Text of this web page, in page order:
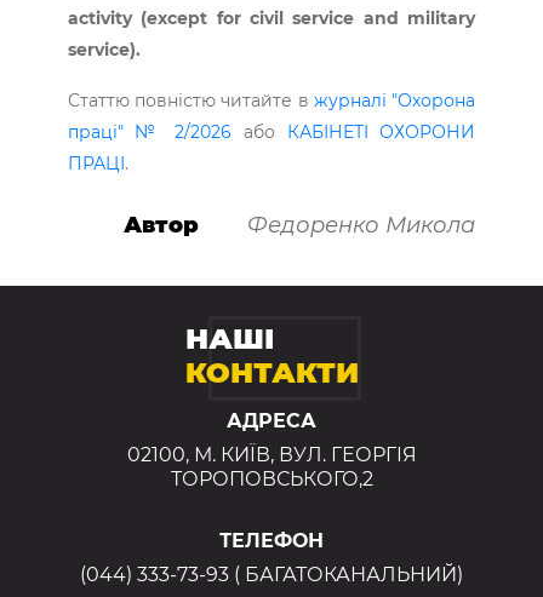
activity (except for civil service and military
service).
Статтю повністю читайте вжурналі "Охорона
праці" № 2/2026 або
КАБІНЕТІ ОХОРОНИ
ПРАЦІ .
Автор Федоренко Микола
НАШІ
КОНТАКТИ
АДРЕСА
02100, М. КИЇВ, ВУЛ. ГЕОРГІЯ
ТОРОПОВСЬКОГО,2
ТЕЛЕФОН
(044) 333-73-93 ( БАГАТОКАНАЛЬНИЙ)